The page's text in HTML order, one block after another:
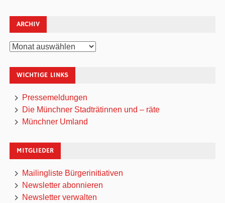
ARCHIV
Archiv
WICHTIGE LINKS
Pressemeldungen
Die Münchner Stadträtinnen und – räte
Münchner Umland
MITGLIEDER
Mailingliste Bürgerinitiativen
Newsletter abonnieren
Newsletter verwalten